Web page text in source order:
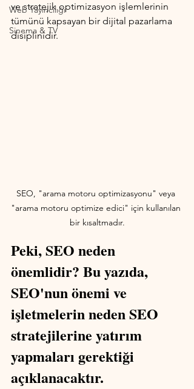
Web Yayıncılığı
Sinema & TV
ve stratejik optimizasyon işlemlerinin
tümünü kapsayan bir dijital pazarlama
disiplinidir.
SEO, "arama motoru optimizasyonu" veya
"arama motoru optimize edici" için kullanılan
bir kısaltmadır.
Peki, SEO neden
önemlidir? Bu yazıda,
SEO'nun önemi ve
işletmelerin neden SEO
stratejilerine yatırım
yapmaları gerektiği
açıklanacaktır.